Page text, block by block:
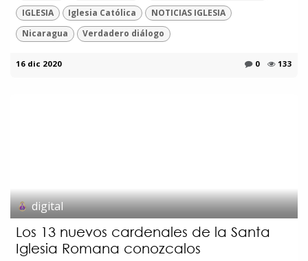
IGLESIA
Iglesia Católica
NOTICIAS IGLESIA
Nicaragua
Verdadero diálogo
16 dic 2020 0 133
digital
Los 13 nuevos cardenales de la Santa
Iglesia Romana conozcalos